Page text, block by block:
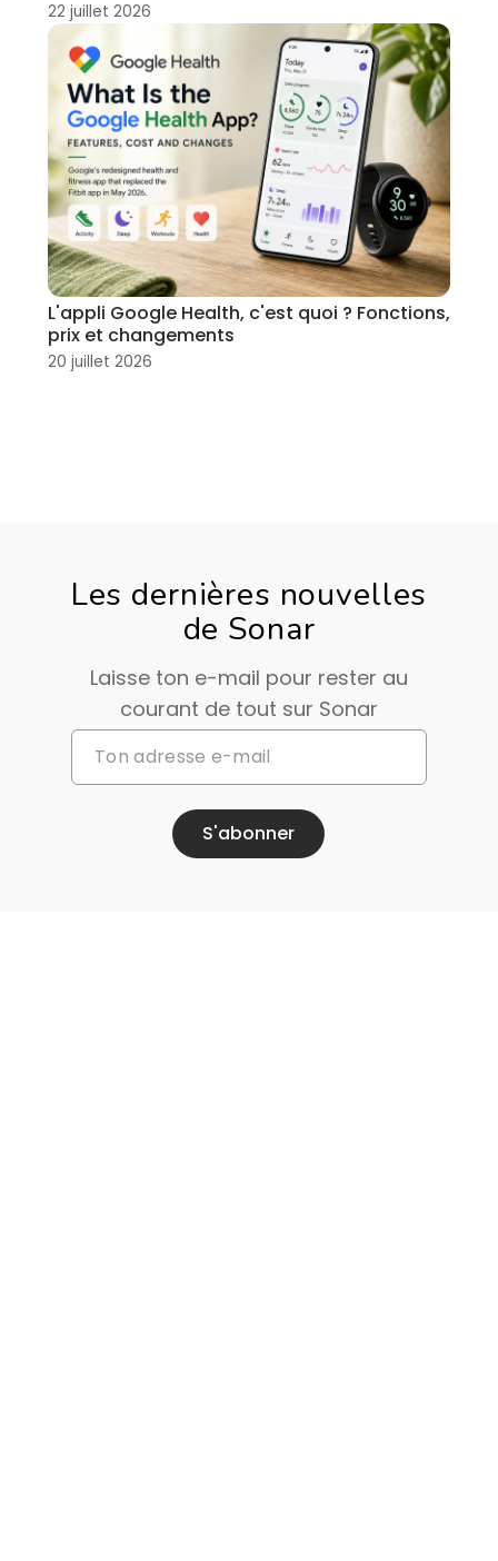
22 juillet 2026
L'appli Google Health, c'est quoi ? Fonctions,
prix et changements
20 juillet 2026
Les dernières nouvelles
de Sonar
Laisse ton e-mail pour rester au
courant de tout sur Sonar
S'abonner